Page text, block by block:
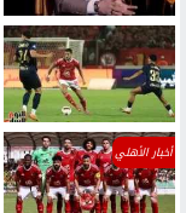
أخبار الأهلي